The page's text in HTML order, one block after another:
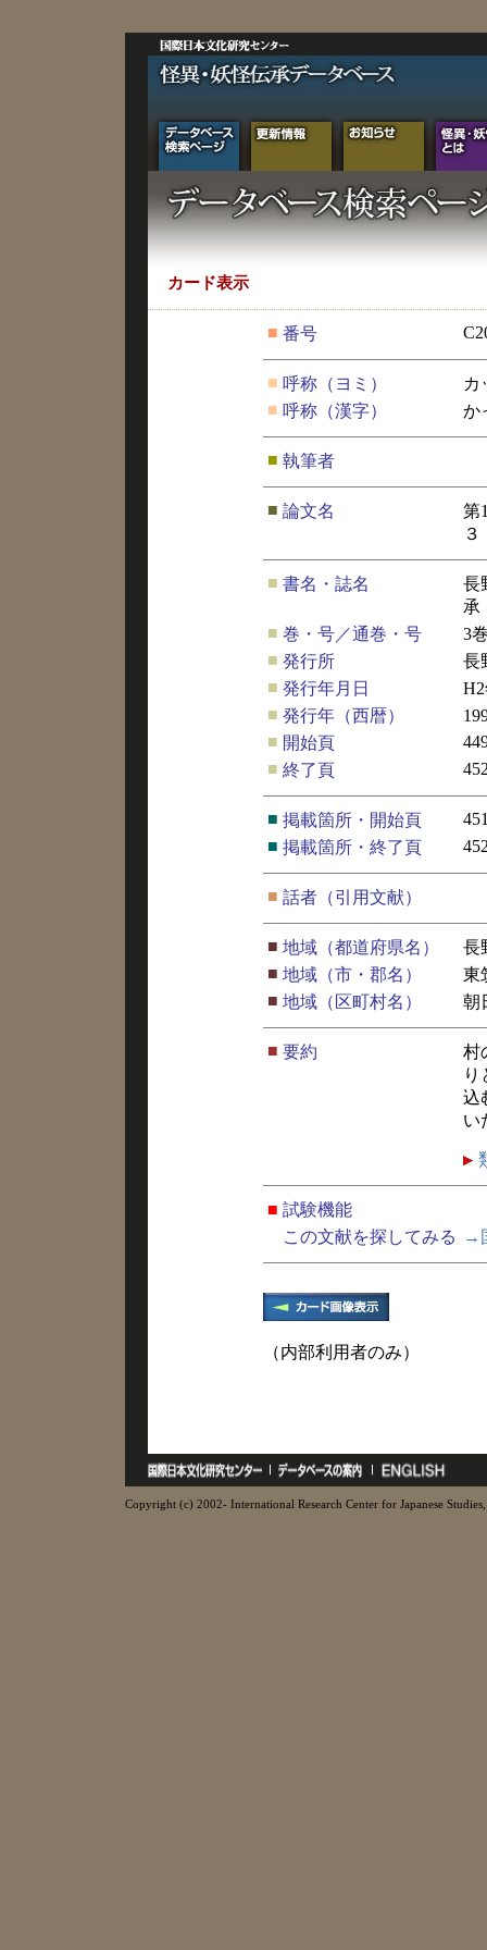
カード表示
■ 番号
■ 呼称（ヨミ）
カ
■ 呼称（漢字） か
■ 執筆者
■ 論文名
■ 書名・誌名
長
承
■ 巻・号／通巻・号
3
■ 発行所
長
■ 発行年月日
■ 発行年（西暦）
■ 開始頁
■ 終了頁
■ 掲載箇所・開始頁
■ 掲載箇所・終了頁
■ 話者（引用文献）
■ 地域（都道府県名）
長
■ 地域（市・郡名）
東
■ 地域（区町村名） 朝
■ 要約
村
り
込
い
■ 試験機能
この文献を探してみる
→
（内部利用者のみ）
Copyright (c) 2002- International Research Center for Japanese